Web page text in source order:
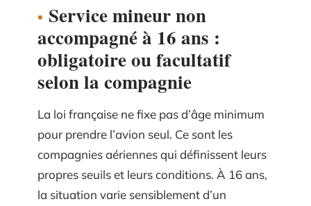
Service mineur non
accompagné à 16 ans :
obligatoire ou facultatif
selon la compagnie
La loi française ne fixe pas d’âge minimum
pour prendre l’avion seul. Ce sont les
compagnies aériennes qui définissent leurs
propres seuils et leurs conditions. À 16 ans,
la situation varie sensiblement d’un